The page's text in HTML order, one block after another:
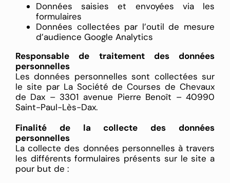
Données saisies et envoyées via les
formulaires
Données collectées par l’outil de mesure
d’audience Google Analytics
Responsable de traitement des données
personnelles
Les données personnelles sont collectées sur
le site par La Société de Courses de Chevaux
de Dax – 3301 avenue Pierre Benoît – 40990
Saint-Paul-Lès-Dax.
Finalité de la collecte des données
personnelles
La collecte des données personnelles à travers
les différents formulaires présents sur le site a
pour but de :